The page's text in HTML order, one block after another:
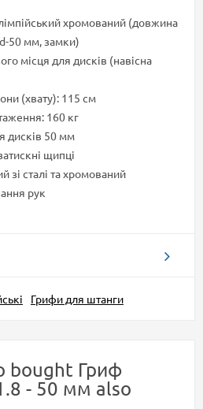
хромований (довжина
50 мм, замки)
місця для дисків (навісна
(хвату): 115 см
160 кг
дисків 50 мм
щипці
зі сталі та хромований
рук
Грифи для штанги
bought Гриф
- 50 мм also